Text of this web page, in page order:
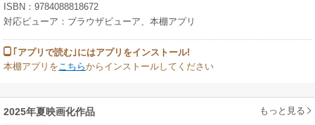
ISBN：9784088818672
対応ビューア：ブラウザビューア、本棚アプリ
｢アプリで読む｣にはアプリをインストール!
本棚アプリを こちらからインストールしてください
2025年夏映画化作品 もっと見る